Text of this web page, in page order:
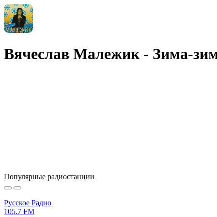
Вячеслав Малежик - Зима-
Популярные радиостанции
Русское Радио
105.7 FM